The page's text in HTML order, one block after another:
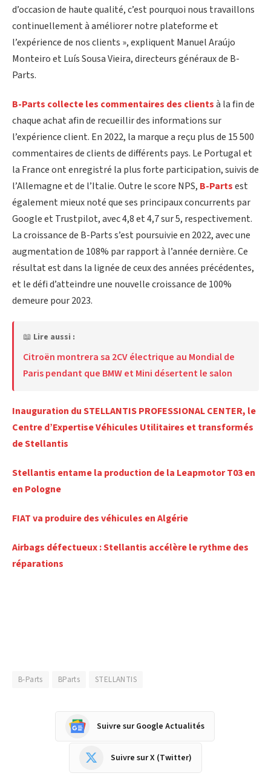
d’occasion de haute qualité, c’est pourquoi nous travaillons
continuellement à améliorer notre plateforme et
l’expérience de nos clients », expliquent Manuel Araújo
Monteiro et Luís Sousa Vieira, directeurs généraux de B-
Parts.
B-Parts collecte les commentaires des clientsà la fin de
chaque achat afin de recueillir des informations sur
l’expérience client. En 2022, la marque a reçu plus de 15 500
commentaires de clients de différents pays. Le Portugal et
la France ont enregistré la plus forte participation, suivis de
l’Allemagne et de l’Italie. Outre le score NPS, B-Partsest
également mieux noté que ses principaux concurrents par
Google et Trustpilot, avec 4,8 et 4,7 sur 5, respectivement.
La croissance de B-Parts s’est poursuivie en 2022, avec une
augmentation de 108% par rapport à l’année dernière. Ce
résultat est dans la lignée de ceux des années précédentes,
et le défi d’atteindre une nouvelle croissance de 100%
demeure pour 2023.
📖 Lire aussi :
Citroën montrera sa 2CV électrique au Mondial de
Paris pendant que BMW et Mini désertent le salon
Inauguration du STELLANTIS PROFESSIONAL CENTER, le
Centre d’Expertise Véhicules Utilitaires et transformés
de Stellantis
Stellantis entame la production de la Leapmotor T03 en
en Pologne
FIAT va produire des véhicules en Algérie
Airbags défectueux : Stellantis accélère le rythme des
réparations
B-Parts BParts STELLANTIS
Suivre sur Google Actualités
Suivre sur X (Twitter)